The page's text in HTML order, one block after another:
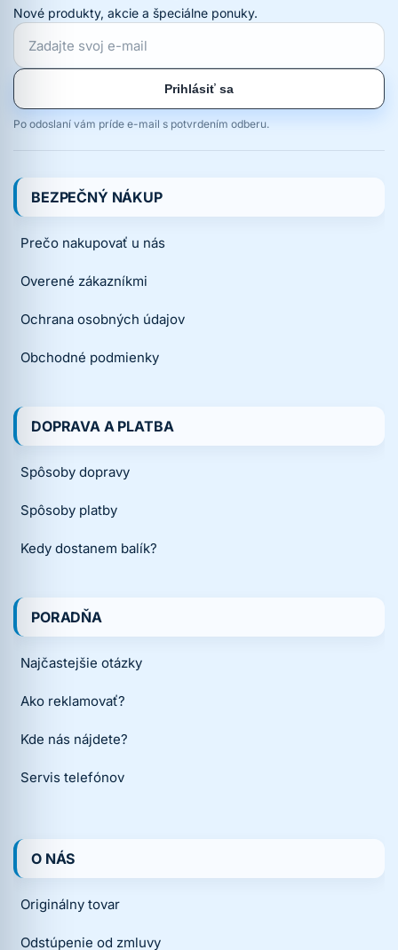
Nové produkty, akcie a špeciálne ponuky.
Prihlásiť sa
Po odoslaní vám príde e-mail s potvrdením odberu.
BEZPEČNÝ NÁKUP
Prečo nakupovať u nás
Overené zákazníkmi
Ochrana osobných údajov
Obchodné podmienky
DOPRAVA A PLATBA
Spôsoby dopravy
Spôsoby platby
Kedy dostanem balík?
PORADŇA
Najčastejšie otázky
Ako reklamovať?
Kde nás nájdete?
Servis telefónov
O NÁS
Originálny tovar
Odstúpenie od zmluvy